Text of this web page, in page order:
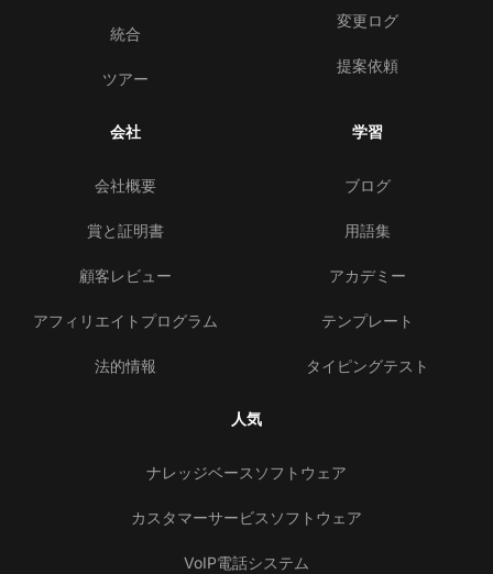
統合
ツアー
変更ログ
提案依頼
会社
会社概要
賞と証明書
顧客レビュー
アフィリエイトプログラム
法的情報
学習
ブログ
用語集
アカデミー
テンプレート
タイピングテスト
人気
ナレッジベースソフトウェア
カスタマーサービスソフトウェア
VoIP電話システム